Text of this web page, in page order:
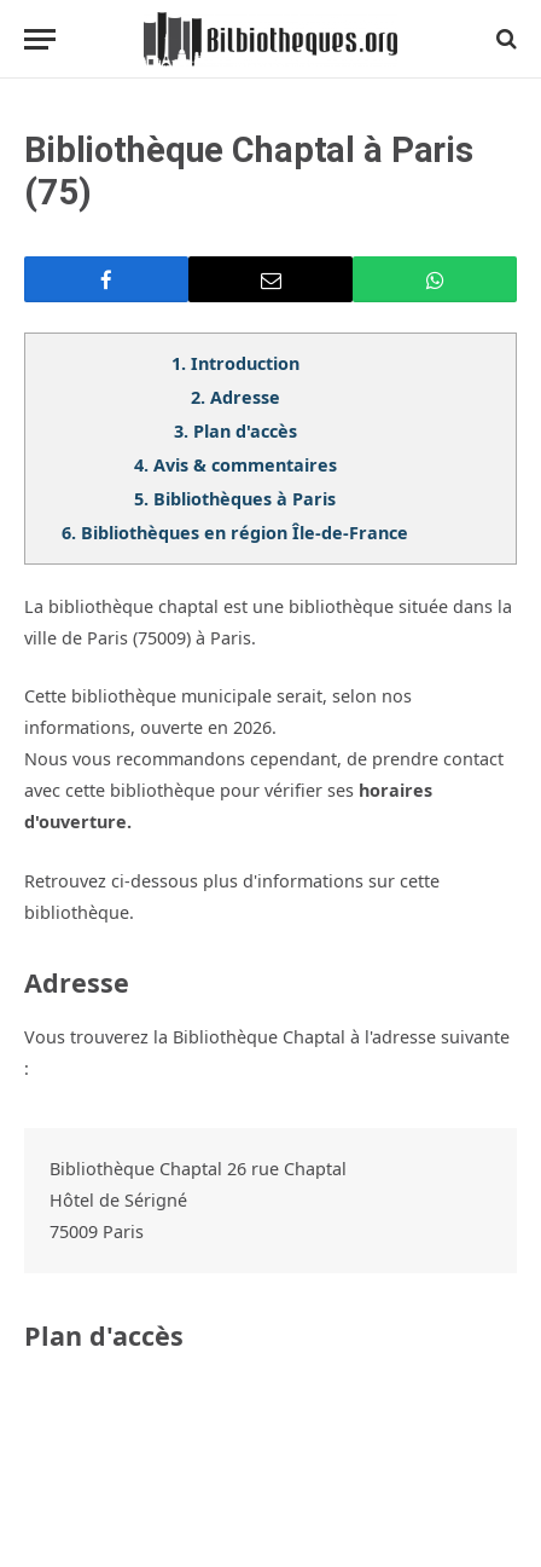
Bibliothèque Chaptal à Paris
(75)
1. Introduction
2. Adresse
3. Plan d'accès
4. Avis & commentaires
5. Bibliothèques à Paris
6. Bibliothèques en région Île-de-France
La bibliothèque chaptal est une bibliothèque située dans la
ville de Paris (75009) à Paris.
Cette bibliothèque municipale serait, selon nos
informations, ouverte en 2026.
Nous vous recommandons cependant, de prendre contact
avec cette bibliothèque pour vérifier ses horaires
d'ouverture.
Retrouvez ci-dessous plus d'informations sur cette
bibliothèque.
Adresse
Vous trouverez la Bibliothèque Chaptal à l'adresse suivante
:
Bibliothèque Chaptal 26 rue Chaptal
Hôtel de Sérigné
75009 Paris
Plan d'accès